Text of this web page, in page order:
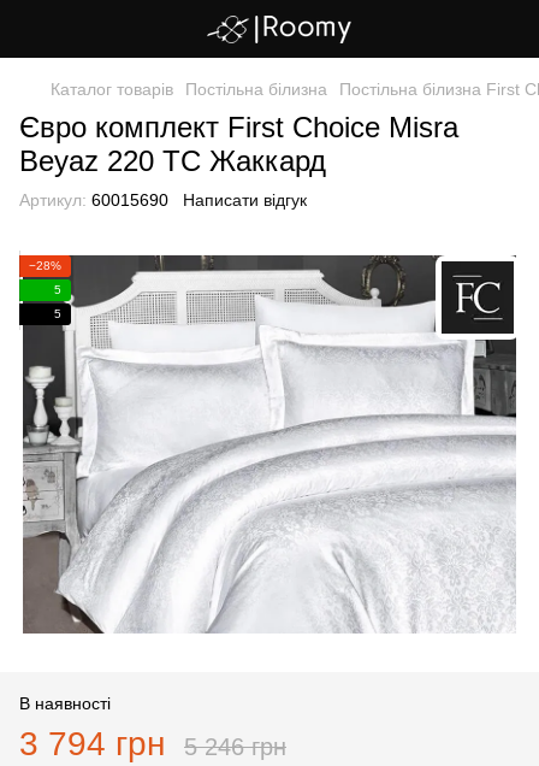
Каталог товарів Постільна білизна Постільна білизна First
Євро комплект First Choice Misra
Beyaz 220 ТС Жаккард
Артикул: 60015690 Написати відгук
−28%
5
5
В наявності
3 794 грн 5 246 грн